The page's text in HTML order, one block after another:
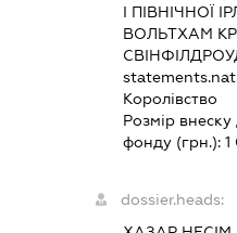
І ПІВНІЧНОЇ
ВОЛЬТХАМ
Королівство
Розмір внеску
фонду (грн.): 1
dossier.heads: